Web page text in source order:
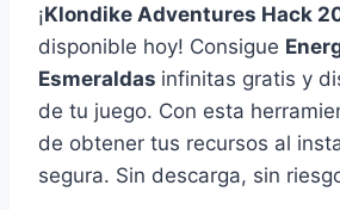
¡Klondike Adventures Hack
disponible hoy! Consigue
Esmeraldas infinitas gratis y
de tu juego. Con esta
de obtener tus recursos al
segura. Sin descarga, sin